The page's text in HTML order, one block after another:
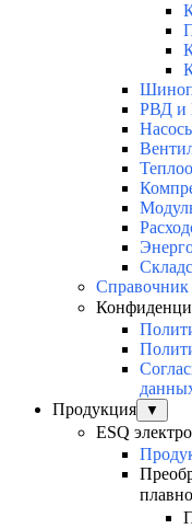
РВД
Справочник
Продукция
▼
ESQ